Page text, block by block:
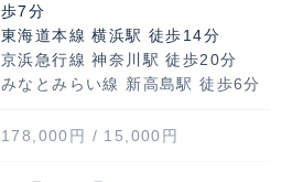
歩7分
東海道本線 横浜駅 徒歩14分
京浜急行線 神奈川駅 徒歩20分
みなとみらい線 新高島駅 徒歩6分
178,000円 / 15,000円